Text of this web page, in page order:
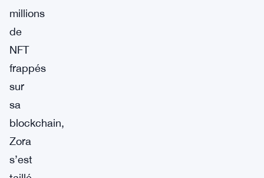
millions
de
NFT
frappés
sur
sa
blockchain,
Zora
s’est